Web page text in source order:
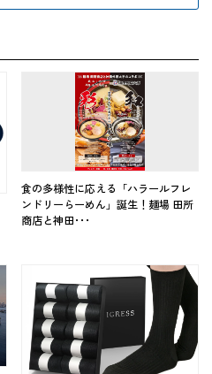
食の多様性に応える「ハラールフレ
ンドリーらーめん」誕生！麺場 田所
商店と神田･･･